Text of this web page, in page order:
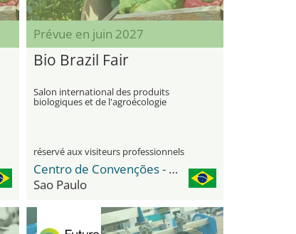
Prévue en juin 2027
Bio Brazil Fair
Salon international des produits
biologiques et de l'agroécologie
réservé aux visiteurs professionnels
Centro de Convenções - Distrito Anhembi
Sao Paulo